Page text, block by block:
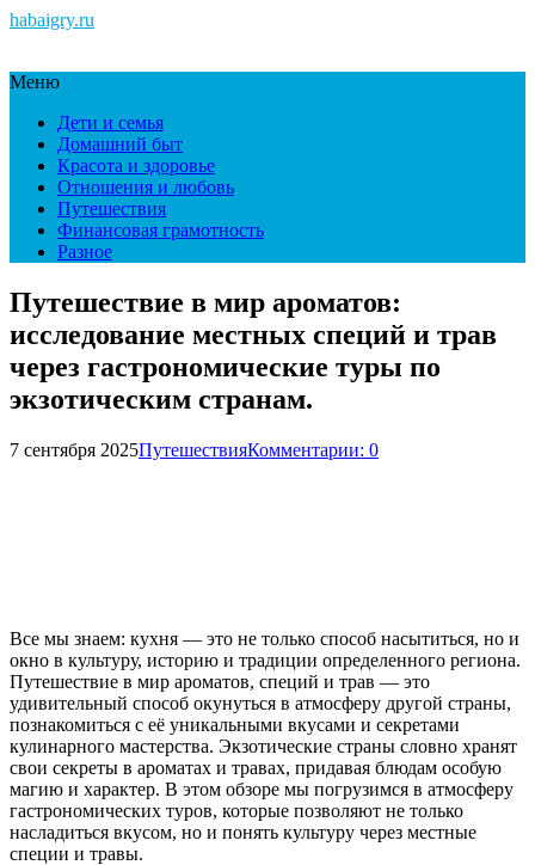
habaigry.ru
Меню
Дети и семья
Домашний быт
Красота и здоровье
Отношения и любовь
Путешествия
Финансовая грамотность
Разное
Путешествие в мир ароматов:
исследование местных специй и трав
через гастрономические туры по
экзотическим странам.
7 сентября 2025ПутешествияКомментарии: 0
Все мы знаем: кухня — это не только способ насытиться, но и
окно в культуру, историю и традиции определенного региона.
Путешествие в мир ароматов, специй и трав — это
удивительный способ окунуться в атмосферу другой страны,
познакомиться с её уникальными вкусами и секретами
кулинарного мастерства. Экзотические страны словно хранят
свои секреты в ароматах и травах, придавая блюдам особую
магию и характер. В этом обзоре мы погрузимся в атмосферу
гастрономических туров, которые позволяют не только
насладиться вкусом, но и понять культуру через местные
специи и травы.